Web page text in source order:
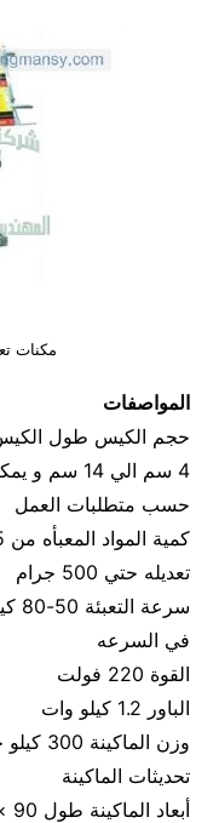
مكنات
المواصفات
4 سم الي
حسب متطلبات العمل
تعديله حتي 500 جرام
في السرعه
القوة 220 فولت
الباور 1.2 كيلو وات
وزن
تحديثات الماكينة